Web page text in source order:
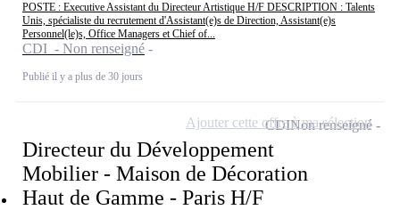
POSTE : Executive Assistant du Directeur Artistique H/F DESCRIPTION : Talents
Unis, spécialiste du recrutement d'Assistant(e)s de Direction, Assistant(e)s
Personnel(le)s, Office Managers et Chief of...
CDI - Non renseigné
Publié il y a plus de 30 jours
Directeur du Développement
Mobilier - Maison de Décoration
Haut de Gamme - Paris H/F
CDINon renseigné
Ajouter cette offre à ma sélection